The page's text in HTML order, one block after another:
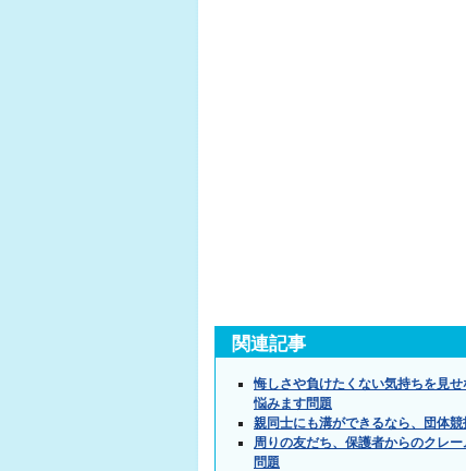
関連記事
悔しさや負けたくない気持ちを見
悩みます問題
親同士にも溝ができるなら、団体
周りの友だち、保護者からのクレ
問題